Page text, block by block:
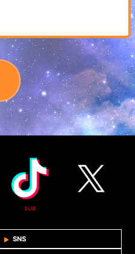
SUB
SNS